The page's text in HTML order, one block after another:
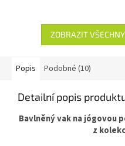
od chladné podlahya stabilní
oporu při cvičení. Vyrobena z
PVC pro dlouhou životnost a
ZOBRAZIT
Popis Podobné (10)
Detailní popis
Bavlněný vak na jógovou
z